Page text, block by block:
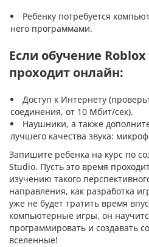
Ребенку потребуется
него программами.
Если обучение
проходит онлайн:
Доступ к Интернету
соединения, от 10 Мбит/сек).
Наушники, а также
лучшего качества звука:
Запишите ребенка на курс по
Studio. Пусть это время
изучению такого
направления, как разработка
уже не будет тратить время
компьютерные игры, он
программировать и создавать
вселенные!